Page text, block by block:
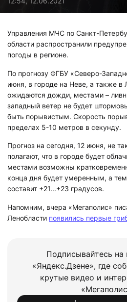
Управления МЧС по Санкт-
области распространили
погоды в регионе.
По прогнозу ФГБУ «Северо-
июня, в городе на Неве, а также в
ожидаются дожди, местами –
западный ветер не будет
быть порывистым. Скорость
пределах 5-10 метров в секунду.
Прогноз на сегодня, 12 июня, не
полагают, что в городе будет
местами возможны
конца дня будет умеренным, а
составит +21...+23 градусов.
Напомним, вчера «Мегаполис»
Ленобласти появились первые
Подписывайтесь на
«Яндекс.Дзене», где
крутые видео и